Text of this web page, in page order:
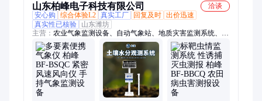
山东柏峰电子科技有限公司
洽谈
安心购
综合体验L2 真实工厂 回复及时 出价迅速
真实性已核验
山东潍坊
主营： 农业气象监测设备、自动气象站、地质灾害监测系统、无
人机风速风向仪、立杆水质监测站、负氧离子监测站、校园气象
站、光伏气象站、土壤墒情监测站、雷达水位雨量监测站、超声
波气象站、手持气象站、便携气象站、虫情测报设备、车载气象
站、水深探测仪、叶绿素检测仪、便携式EL检测仪、光伏IV曲
线测试仪、食品安全快检仪器、防爆气象站、GNSS位移监测
站、土壤快检仪器、气象环境传感器